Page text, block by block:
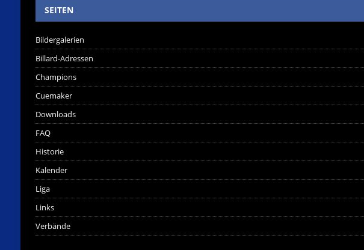
SEITEN
Bildergalerien
Billard-Adressen
Champions
Cuemaker
Downloads
FAQ
Historie
Kalender
Liga
Links
Verbände